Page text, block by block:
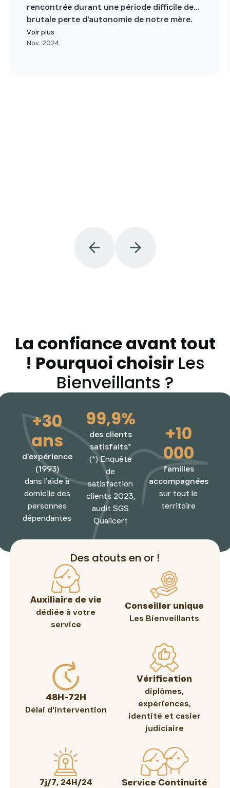
rencontrée durant une période difficile de
brutale perte d'autonomie de notre mère.
Cette équipe bienveillante, qui porte bien
son nom, apporte solution et soulagement
Voir plus
Nov. 2024
La confiance avant tout
! Pourquoi choisir Les
Bienveillants ?
+30
ans
d’expérience
(1993)
dans l’aide à
domicile des
personnes
dépendantes
99,9%
des clients
satisfaits*
(*) Enquête
de
satisfaction
clients 2023,
audit SGS
Qualicert
+10
000
familles
accompagnées
sur tout le
territoire
Des atouts en or !
Auxiliaire de vie
dédiée à votre
service
Conseiller unique
Les Bienveillants
48H-72H
Délai d'intervention
Vérification
diplômes,
expériences,
identité et casier
judiciaire
7j/7, 24H/24
Service Continuité